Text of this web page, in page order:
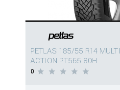
PETLAS 185/55 R14 MULTI
ACTION PT565 80H
0